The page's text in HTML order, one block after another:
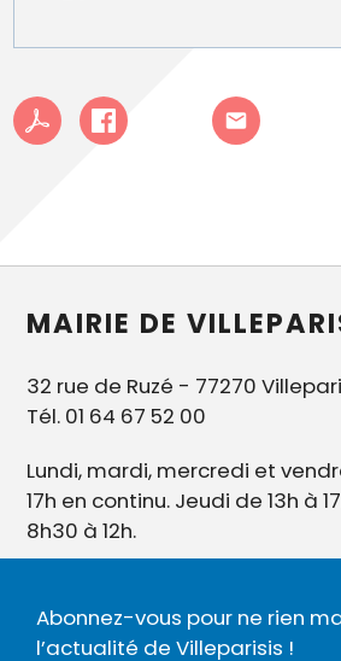
MAIRIE DE
32 rue de Ruzé - 77270
Tél. 01 64 67 52 00
Lundi, mardi, mercredi et
17h en continu. Jeudi de 13h à
8h30 à 12h.
Abonnez-vous pour ne rien
l’actualité de Villeparisis !